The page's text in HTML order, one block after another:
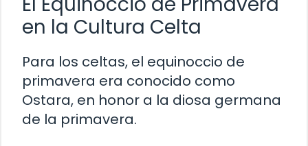
en la Cultura Celta
Para los celtas, el equinoccio de
primavera era conocido como
Ostara, en honor a la diosa germana
de la primavera.